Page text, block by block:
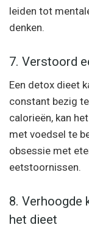
leiden tot
denken.
7. Verstoord
Een detox dieet
constant bezig
calorieën, kan
met voedsel te
obsessie met
eetstoornissen.
8. Verhoogde
het dieet